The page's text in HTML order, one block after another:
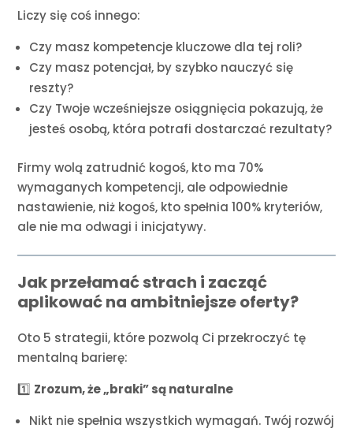
Liczy się coś innego:
Czy masz kompetencje kluczowe dla tej roli?
Czy masz potencjał, by szybko nauczyć się
reszty?
Czy Twoje wcześniejsze osiągnięcia pokazują, że
jesteś osobą, która potrafi dostarczać rezultaty?
Firmy wolą zatrudnić kogoś, kto ma 70%
wymaganych kompetencji, ale odpowiednie
nastawienie, niż kogoś, kto spełnia 100% kryteriów,
ale nie ma odwagi i inicjatywy.
Jak przełamać strach i zacząć
aplikować na ambitniejsze oferty?
Oto 5 strategii, które pozwolą Ci przekroczyć tę
mentalną barierę:
1️⃣ Zrozum, że „braki” są naturalne
Nikt nie spełnia wszystkich wymagań. Twój rozwój